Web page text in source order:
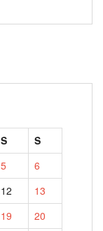
S
S
5
6
12
13
19
20